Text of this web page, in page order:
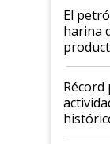
El
harina
el agro
diez
récord
Récord